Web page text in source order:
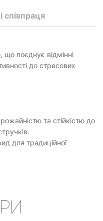
співпраця
поєднує відмінні
до стресових
та стійкістю до
для традиційної